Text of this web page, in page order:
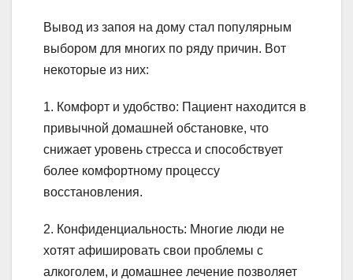
Вывод из запоя на дому стал популярным
выбором для многих по ряду причин. Вот
некоторые из них:
1. Комфорт и удобство: Пациент находится в
привычной домашней обстановке, что
снижает уровень стресса и способствует
более комфортному процессу
восстановления.
2. Конфиденциальность: Многие люди не
хотят афишировать свои проблемы с
алкоголем, и домашнее лечение позволяет